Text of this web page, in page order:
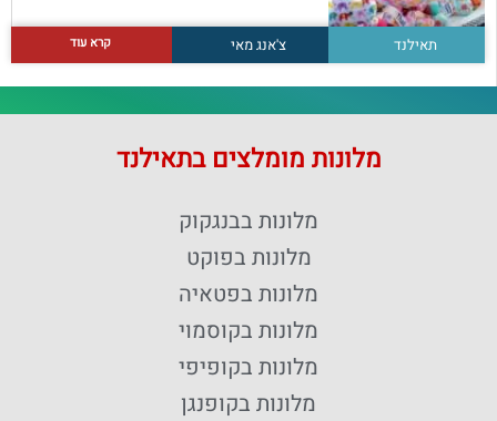
תאילנד צ'אנג מאי קרא עוד
מלונות מומלצים בתאילנד
מלונות בבנגקוק
מלונות בפוקט
מלונות בפטאיה
מלונות בקוסמוי
מלונות בקופיפי
מלונות בקופנגן